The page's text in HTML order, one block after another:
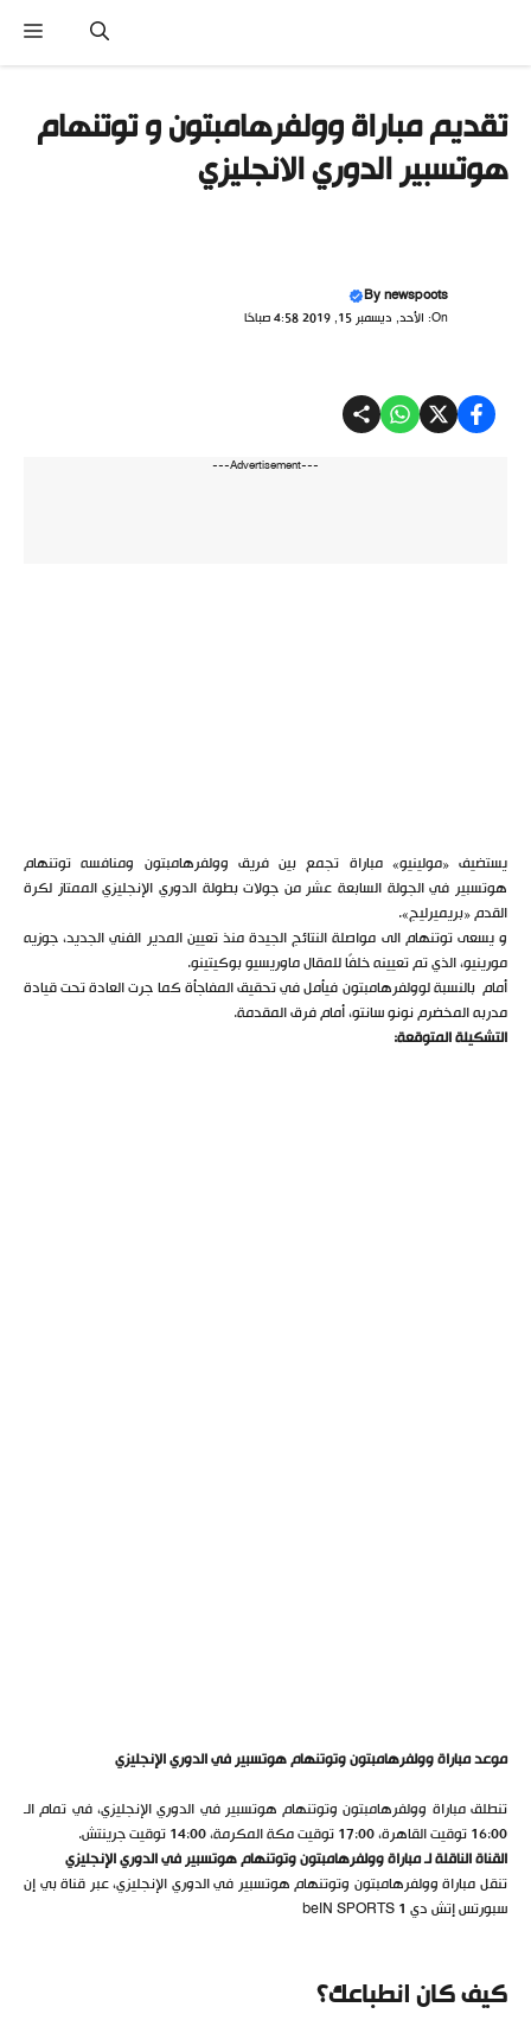
المحتوى
تقديم مباراة وولفرهامبتون و توتنهام
هوتسبير الدوري الانجليزي
Bynewspoots
On: الأحد, ديسمبر 15, 2019 4:58 صباحًا
---Advertisement---
يستضيف «مولينيو» مباراة تجمع بين فريق وولفرهامبتون ومنافسه توتنهام
هوتسبير في الجولة السابعة عشر من جولات بطولة الدوري الإنجليزي الممتاز لكرة
القدم «بريميرليج».
و يسعى توتنهام الى مواصلة النتائج الجيدة منذ تعيين المدير الفني الجديد، جوزيه
مورينيو، الذي تم تعيينه خلفًا للمقال ماوريسيو بوكيتينو.
أمام بالنسبة لوولفرهامبتون فيأمل في تحقيق المفاجأة كما جرت العادة تحت قيادة
مدربه المخضرم نونو سانتو، أمام فرق المقدمة.
التشكيلة المتوقعة:
موعد مباراة وولفرهامبتون وتوتنهام هوتسبير في الدوري الإنجليزي
تنطلق مباراة وولفرهامبتون وتوتنهام هوتسبير في الدوري الإنجليزي، في تمام الـ
16:00 توقيت القاهرة، 17:00 توقيت مكة المكرمة، 14:00 توقيت جرينتش.
القناة الناقلة لـ مباراة وولفرهامبتون وتوتنهام هوتسبير في الدوري الإنجليزي
تنقل مباراة وولفرهامبتون وتوتنهام هوتسبير في الدوري الإنجليزي، عبر قناة بي إن
سبورتس إتش دي 1 beIN SPORTS
كيف كان انطباعك؟